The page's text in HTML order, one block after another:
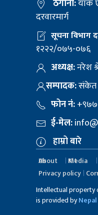
ठेगाना:याक
दरवारमार्ग
सूचना विभाग
१२२२/०७५-०७६
अध्यक्ष:नरेश
सम्पादक:संकेत
फोन नं:
ई-मेल:
हाम्रो बारे
About Us Media Kit
Privacy policy
Intellectual property
is provided by